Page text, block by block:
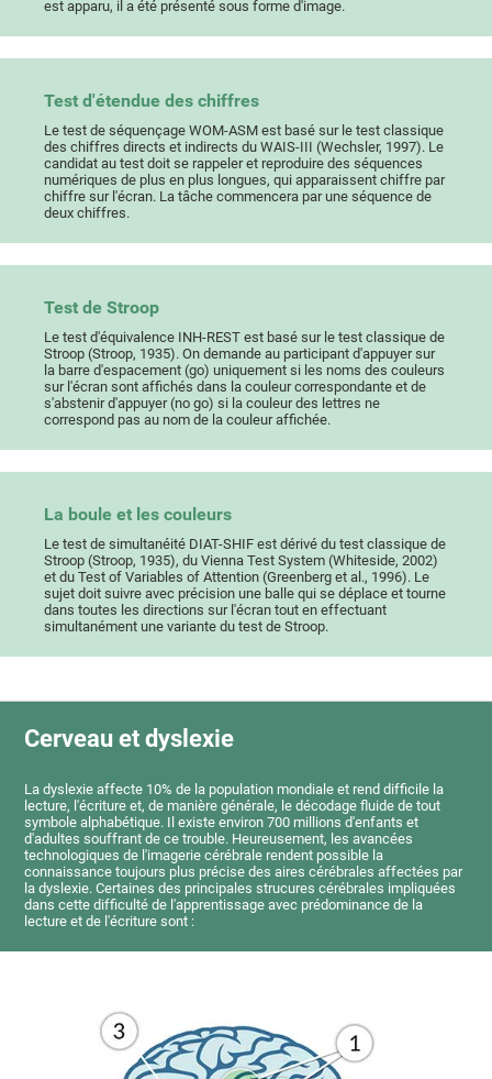
est apparu, il a été présenté sous forme d'image.
Test d'étendue des chiffres
Le test de séquençage WOM-ASM est basé sur le test classique
des chiffres directs et indirects du WAIS-III (Wechsler, 1997). Le
candidat au test doit se rappeler et reproduire des séquences
numériques de plus en plus longues, qui apparaissent chiffre par
chiffre sur l'écran. La tâche commencera par une séquence de
deux chiffres.
Test de Stroop
Le test d'équivalence INH-REST est basé sur le test classique de
Stroop (Stroop, 1935). On demande au participant d'appuyer sur
la barre d'espacement (go) uniquement si les noms des couleurs
sur l'écran sont affichés dans la couleur correspondante et de
s'abstenir d'appuyer (no go) si la couleur des lettres ne
correspond pas au nom de la couleur affichée.
La boule et les couleurs
Le test de simultanéité DIAT-SHIF est dérivé du test classique de
Stroop (Stroop, 1935), du Vienna Test System (Whiteside, 2002)
et du Test of Variables of Attention (Greenberg et al., 1996). Le
sujet doit suivre avec précision une balle qui se déplace et tourne
dans toutes les directions sur l'écran tout en effectuant
simultanément une variante du test de Stroop.
Cerveau et dyslexie
La dyslexie affecte 10% de la population mondiale et rend difficile la
lecture, l'écriture et, de manière générale, le décodage fluide de tout
symbole alphabétique. Il existe environ 700 millions d'enfants et
d'adultes souffrant de ce trouble. Heureusement, les avancées
technologiques de l'imagerie cérébrale rendent possible la
connaissance toujours plus précise des aires cérébrales affectées par
la dyslexie. Certaines des principales strucures cérébrales impliquées
dans cette difficulté de l'apprentissage avec prédominance de la
lecture et de l'écriture sont :